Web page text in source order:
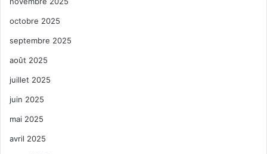
octobre 2025
septembre 2025
août 2025
juillet 2025
juin 2025
mai 2025
avril 2025